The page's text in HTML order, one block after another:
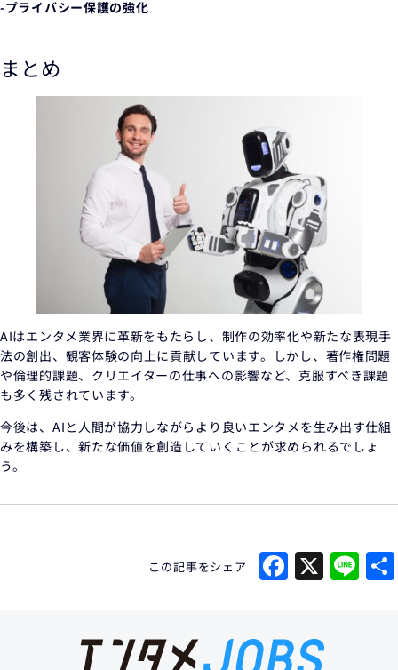
-プライバシー保護の強化
まとめ
AIはエンタメ業界に革新をもたらし、制作の効率化や新たな表現手
法の創出、観客体験の向上に貢献しています。しかし、著作権問題
や倫理的課題、クリエイターの仕事への影響など、克服すべき課題
も多く残されています。
今後は、AIと人間が協力しながらより良いエンタメを生み出す仕組
みを構築し、新たな価値を創造していくことが求められるでしょ
う。
この記事をシェア X